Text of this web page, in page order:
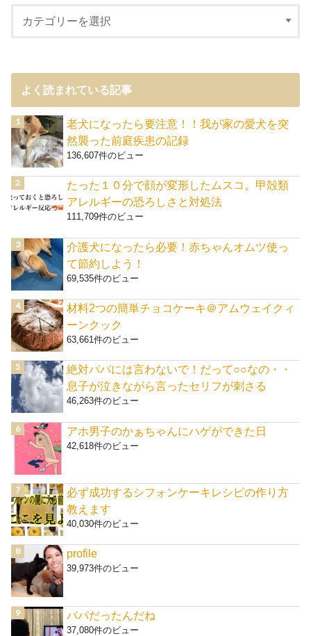
よく読まれている記事
老犬になったら要注意！！我が家の愛犬を突
然襲った前庭疾患の記録
136,607件のビュー
たった１０分で顔が変形したムスコ。甲殻類
アレルギーの恐ろしさと対処法
111,709件のビュー
介護犬になったら必要！赤ちゃんオムツ使っ
て節約しよう！
69,535件のビュー
材料2つの簡単チョコケーキ＠アムウェイクィ
ーンクック
63,661件のビュー
絶対パパには言わないで！だって○○なの・・
息子が泣きながら言ったセリフが刺さる
46,263件のビュー
アホ男子のかぁちゃんにハゲができた日
42,618件のビュー
必ず成功するシフォンケーキレシピの作り方
教えます
40,030件のビュー
profile
39,973件のビュー
パパだったんだね
37,080件のビュー